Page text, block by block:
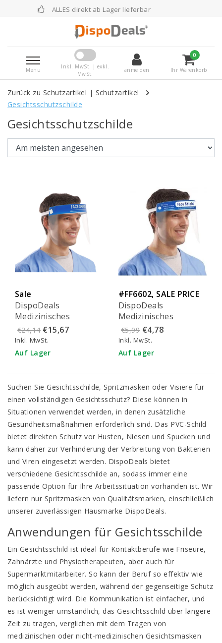
direkt ab Lager lieferbar
Menu
Inkl. MwSt. | exkl.
MwSt.
anmelden
0
Ihr Warenkorb
Zurück zu Schutzartikel | Schutzartikel
Gesichtsschutzschilde
Gesichtsschutzschilde
Sale
DispoDeals
Medizinisches
Gesichtsschild (10
Stück)
€24,14 €15,67
Inkl. MwSt.
Auf Lager
#FF6602, SALE PRICE
DispoDeals
Medizinisches
Gesichtsschild (1
Stück)
€5,99 €4,78
Inkl. MwSt.
Auf Lager
Suchen Sie Gesichtsschilde, Spritzmasken oder Visiere für
einen vollständigen Gesichtsschutz? Diese können in
Situationen verwendet werden, in denen zusätzliche
Gesundheitsmaßnahmen erforderlich sind. Das PVC-Schild
bietet direkten Schutz vor Husten, Niesen und Spucken und
kann daher zur Verhinderung der Verbreitung von Bakterien
und Viren eingesetzt werden. DispoDeals bietet
verschiedene Gesichtsschilde an, sodass immer eine
passende Option für Ihre Arbeitssituation vorhanden ist. Wir
liefern nur Spritzmasken von Qualitätsmarken, einschließlich
unserer zuverlässigen Hausmarke DispoDeals.
Anwendungen für Gesichtsschilde
Ein Gesichtsschild ist ideal für Kontaktberufe wie Friseure,
Zahnärzte und Physiotherapeuten, aber auch für
Supermarktmitarbeiter. So kann der Beruf so effektiv wie
möglich ausgeübt werden, während der gegenseitige Schutz
berücksichtigt wird. Die Kommunikation ist einfacher, und
es ist weniger umständlich, das Gesichtsschild über längere
Zeit zu tragen, verglichen mit dem Tragen von
medizinischen oder nicht-medizinischen Gesichtsmasken